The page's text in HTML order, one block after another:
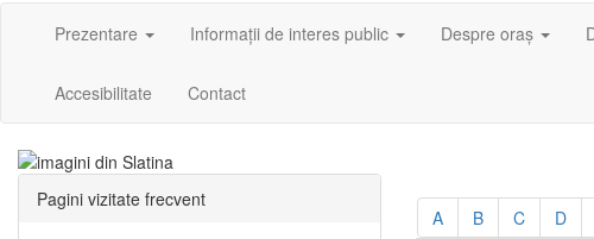
Prezentare Informații de interes public Despre oraș
Accesibilitate Contact
A B C D
Pagini vizitate frecvent